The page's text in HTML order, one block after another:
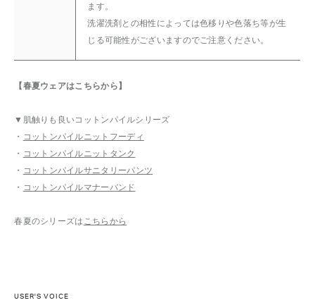
ます。
洗濯洗剤との相性によっては色移りや色落ち等が生
じる可能性がございますのでご注意ください。
【春夏ウェアはこちらから】
▼肌触りも良いコットンパイルシリーズ
・ コットンパイルニットフーディ
・ コットンパイルニットタンク
・ コットンパイルサニタリーパンツ
・ コットンパイルマナーバンド
春夏のシリーズは こちらから
USER'S VOICE